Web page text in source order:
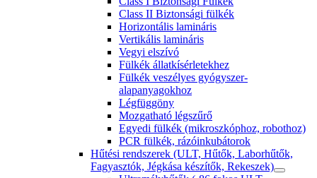
Class II Biztonsági fülkék
Horizontális lamináris
Vertikális lamináris
Vegyi elszívó
Fülkék állatkísérletekhez
Fülkék veszélyes gyógyszer-
alapanyagokhoz
Légfüggöny
Mozgatható légszűrő
Egyedi fülkék (mikroszkóphoz, robothoz)
PCR fülkék, rázóinkubátorok
Hűtési rendszerek (ULT, Hűtők, Laborhűtők,
Fagyasztók, Jégkása készítők, Rekeszek)